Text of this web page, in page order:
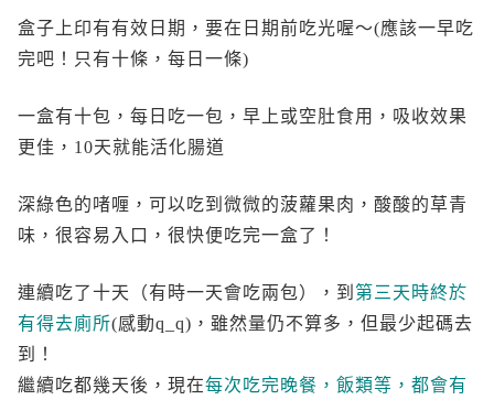
盒子上印有有效日期，要在日期前吃光喔～(應該一早吃
完吧！只有十條，每日一條)
一盒有十包，每日吃一包，早上或空肚食用，吸收效果
更佳，10天就能活化腸道
深綠色的啫喱，可以吃到微微的菠蘿果肉，酸酸的草青
味，很容易入口，很快便吃完一盒了！
連續吃了十天（有時一天會吃兩包），到 第三天時終於
有得去廁所(感動q_q)，雖然量仍不算多，但最少起碼去
到！
繼續吃都幾天後，現在每次吃完晚餐，飯類等，都會有